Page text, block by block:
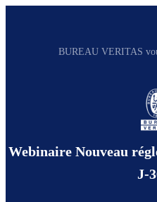
BUREAU VERITAS
Webinaire Nouveau
J-